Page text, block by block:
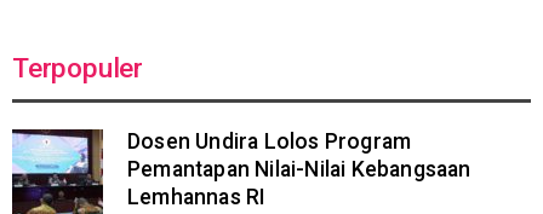
Terpopuler
Dosen Undira Lolos Program
Pemantapan Nilai-Nilai Kebangsaan
Lemhannas RI